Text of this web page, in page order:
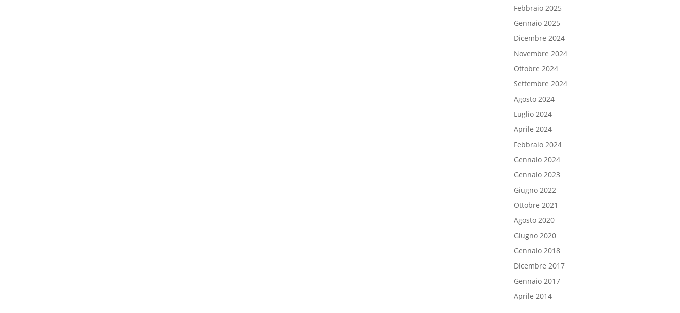
Febbraio 2025
Gennaio 2025
Dicembre 2024
Novembre 2024
Ottobre 2024
Settembre 2024
Agosto 2024
Luglio 2024
Aprile 2024
Febbraio 2024
Gennaio 2024
Gennaio 2023
Giugno 2022
Ottobre 2021
Agosto 2020
Giugno 2020
Gennaio 2018
Dicembre 2017
Gennaio 2017
Aprile 2014